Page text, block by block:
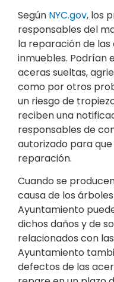
Según NYC.gov, los
responsables del
la reparación de
inmuebles. Podrían
aceras sueltas,
como por otros
un riesgo de
reciben una
responsables de
autorizado para
reparación.
Cuando se
causa de los
Ayuntamiento
dichos daños y de
relacionados con
Ayuntamiento
defectos de las